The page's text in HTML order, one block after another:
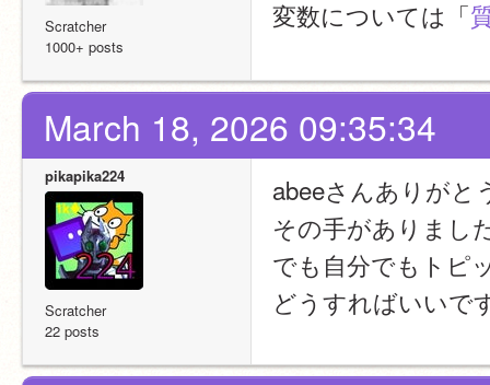
Scratcher
1000+ posts
変数については「
March 18, 2026 09:35:34
pikapika224
Scratcher
22 posts
abeeさんありがと
その手がありまし
でも自分でもトピ
どうすればいいで